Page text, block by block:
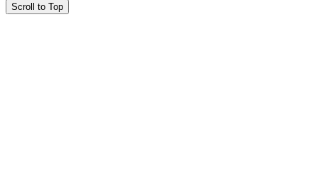
Scroll to Top